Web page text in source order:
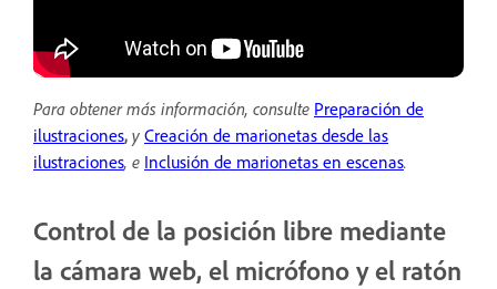
Para obtener más información, consulte Preparación de
ilustraciones, y Creación de marionetas desde las
ilustraciones, e Inclusión de marionetas en escenas.
Control de la posición libre mediante
la cámara web, el micrófono y el ratón